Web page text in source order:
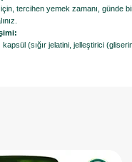
tercihen yemek zamanı, günde
kapsül (sığır jelatini, jelleştirici